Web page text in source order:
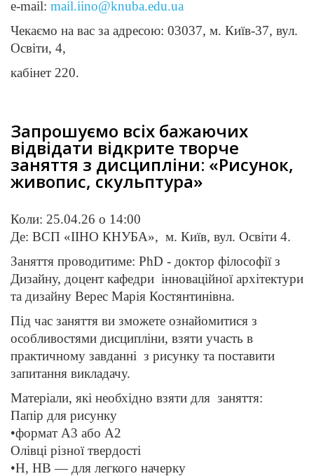
e-mail: mail.iino@knuba.edu.ua
Чекаємо на вас за адресою: 03037, м. Київ-37, вул.
Освіти, 4,
кабінет 220.
Запрошуємо всіх бажаючих
відвідати відкрите творче
заняття з дисципліни: «Рисунок,
живопис, скульптура»
Коли: 25.04.26 о 14:00
Де: ВСП «ІІНО КНУБА», м. Київ, вул. Освіти 4.
Заняття проводитиме: PhD - доктор філософії з
Дизайну, доцент кафедри інноваційної архітектури
та дизайну Верес Марія Костянтинівна.
Під час заняття ви зможете ознайомитися з
особливостями дисципліни, взяти участь в
практичному завданні з рисунку та поставити
запитання викладачу.
Матеріали, які необхідно взяти для заняття:
Папір для рисунку
•формат А3 або А2
Олівці різної твердості
•H, HB — для легкого начерку